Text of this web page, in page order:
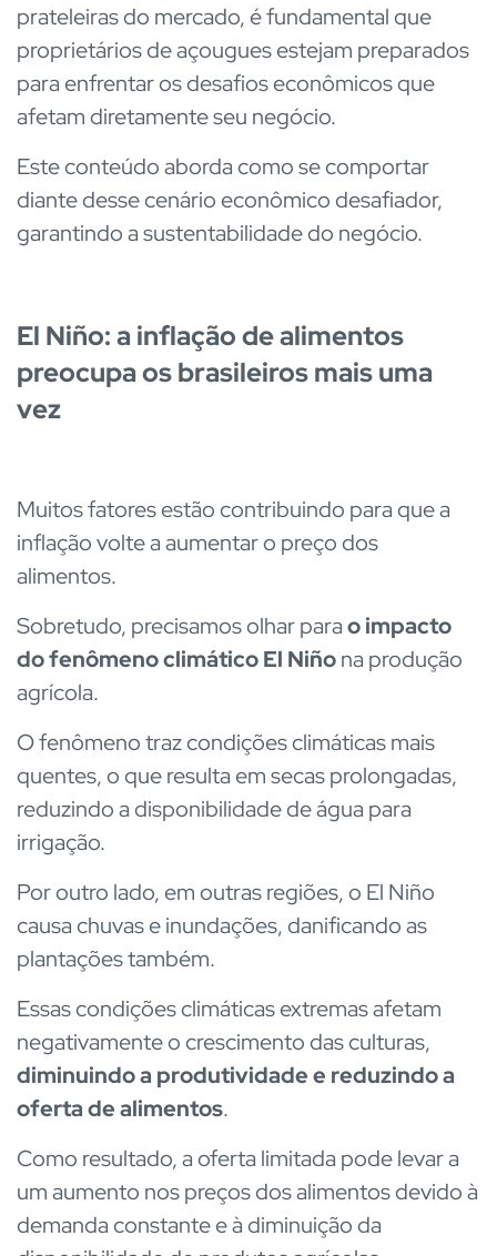
prateleiras do mercado, é fundamental que
proprietários de açougues estejam preparados
para enfrentar os desafios econômicos que
afetam diretamente seu negócio.
Este conteúdo aborda como se comportar
diante desse cenário econômico desafiador,
garantindo a sustentabilidade do negócio.
El Niño: a inflação de alimentos
preocupa os brasileiros mais uma
vez
Muitos fatores estão contribuindo para que a
inflação volte a aumentar o preço dos
alimentos.
Sobretudo, precisamos olhar parao impacto
do fenômeno climático El Niñona produção
agrícola.
O fenômeno traz condições climáticas mais
quentes, o que resulta em secas prolongadas,
reduzindo a disponibilidade de água para
irrigação.
Por outro lado, em outras regiões, o El Niño
causa chuvas e inundações, danificando as
plantações também.
Essas condições climáticas extremas afetam
negativamente o crescimento das culturas,
diminuindo a produtividade e reduzindo a
oferta de alimentos.
Como resultado, a oferta limitada pode levar a
um aumento nos preços dos alimentos devido à
demanda constante e à diminuição da